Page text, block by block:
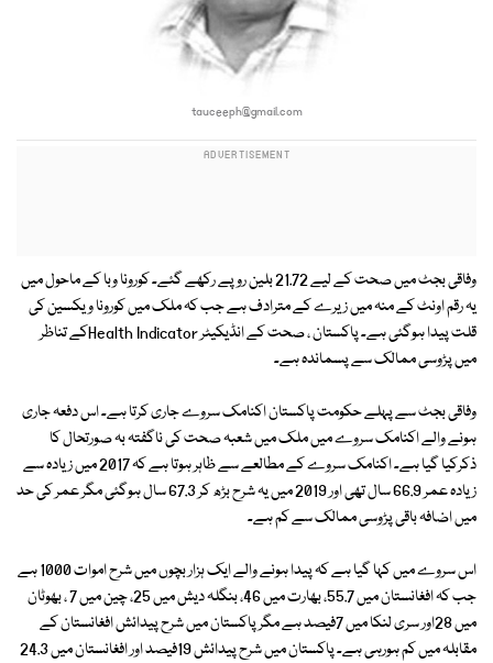
tauceeph@gmail.com
وفاقی بجٹ میں صحت کے لیے 21.72 بلین روپے رکھے گئے۔ کورونا وبا کے ماحول میں
یہ رقم اونٹ کے منہ میں زیرے کے مترادف ہے جب کہ ملک میں کورونا ویکسین کی
قلت پیدا ہوگئی ہے۔ پاکستان ، صحت کے انڈیکیٹر Health Indicatorکے تناظر
میں پڑوسی ممالک سے پسماندہ ہے۔
وفاقی بجٹ سے پہلے حکومت پاکستان اکنامک سروے جاری کرتا ہے۔ اس دفعہ جاری
ہونے والے اکنامک سروے میں ملک میں شعبہ صحت کی ناگفتہ بہ صورتحال کا
ذکرکیا گیا ہے۔ اکنامک سروے کے مطالعے سے ظاہر ہوتا ہے کہ 2017 میں زیادہ سے
زیادہ عمر 66.9 سال تھی اور 2019 میں یہ شرح بڑھ کر 67.3 سال ہوگئی مگر عمر کی حد
میں اضافہ باقی پڑوسی ممالک سے کم ہے۔
اس سروے میں کہا گیا ہے کہ پیدا ہونے والے ایک ہزار بچوں میں شرح اموات 1000 ہے
جب کہ افغانستان میں 55.7، بھارت میں 46، بنگلہ دیش میں 25، چین میں 7 ، بھوٹان
میں 28اور سری لنکا میں 7فیصد ہے مگر پاکستان میں شرح پیدائش افغانستان کے
مقابلہ میں کم ہورہی ہے۔ پاکستان میں شرح پیدائش 19فیصد اور افغانستان میں 24.3